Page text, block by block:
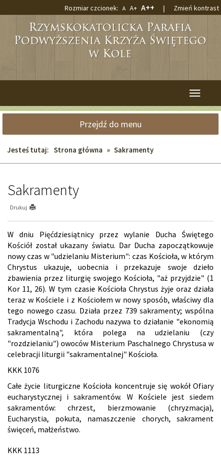
do
treści
do
wyszukiwarki
Rozmiar czcionek: Domyślna
czcionka
A Większa
czcionka
A+ Największa
czcionka
A++ | Zmień kontrast
Przełącz
Przejdź do menu
Jesteś tutaj: Strona główna » Sakramenty
Sakramenty
Drukuj
W dniu Pięćdziesiątnicy przez wylanie Ducha Świętego
Kościół został ukazany światu. Dar Ducha zapoczątkowuje
nowy czas w "udzielaniu Misterium": czas Kościoła, w którym
Chrystus ukazuje, uobecnia i przekazuje swoje dzieło
zbawienia przez liturgię swojego Kościoła, "aż przyjdzie" (1
Kor 11, 26). W tym czasie Kościoła Chrystus żyje oraz działa
teraz w Kościele i z Kościołem w nowy sposób, właściwy dla
tego nowego czasu. Działa przez 739 sakramenty; wspólna
Tradycja Wschodu i Zachodu nazywa to działanie "ekonomią
sakramentalną", która polega na udzielaniu (czy
"rozdzielaniu") owoców Misterium Paschalnego Chrystusa w
celebracji liturgii "sakramentalnej" Kościoła.
KKK 1076
Całe życie liturgiczne Kościoła koncentruje się wokół Ofiary
eucharystycznej i sakramentów. W Kościele jest siedem
sakramentów: chrzest, bierzmowanie (chryzmacja),
Eucharystia, pokuta, namaszczenie chorych, sakrament
święceń, małżeństwo.
KKK 1113